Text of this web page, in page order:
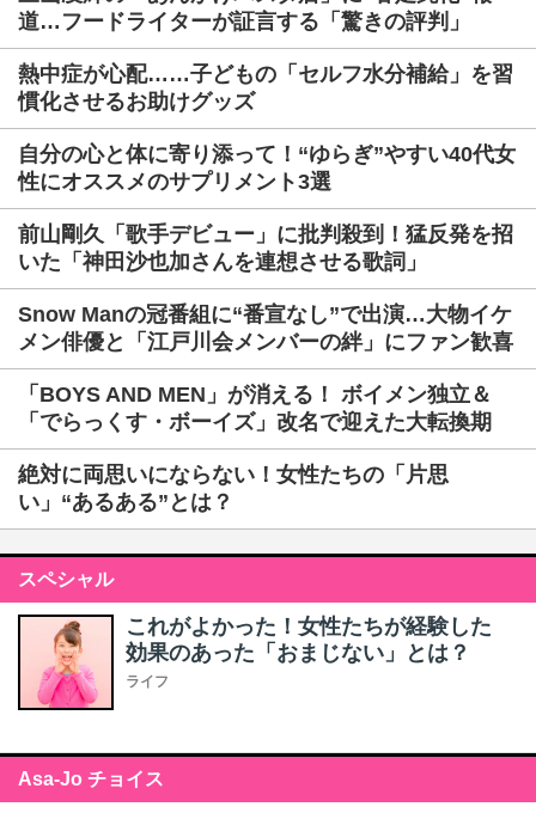
道…フードライターが証言する「驚きの評判」
熱中症が心配……子どもの「セルフ水分補給」を習
慣化させるお助けグッズ
自分の心と体に寄り添って！“ゆらぎ”やすい40代女
性にオススメのサプリメント3選
前山剛久「歌手デビュー」に批判殺到！猛反発を招
いた「神田沙也加さんを連想させる歌詞」
Snow Manの冠番組に“番宣なし”で出演…大物イケ
メン俳優と「江戸川会メンバーの絆」にファン歓喜
「BOYS AND MEN」が消える！ ボイメン独立＆
「でらっくす・ボーイズ」改名で迎えた大転換期
絶対に両思いにならない！女性たちの「片思
い」“あるある”とは？
スペシャル
これがよかった！女性たちが経験した
効果のあった「おまじない」とは？
ライフ
Asa-Jo チョイス